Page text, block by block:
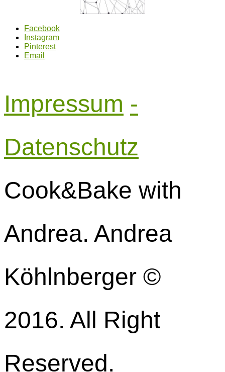
Facebook
Instagram
Pinterest
Email
Impressum -
Datenschutz
Cook&Bake with
Andrea. Andrea
Köhlnberger ©
2016. All Right
Reserved.